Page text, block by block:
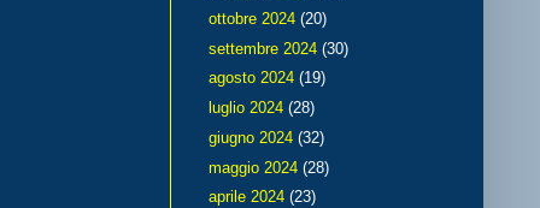
ottobre 2024 (20)
settembre 2024 (30)
agosto 2024 (19)
luglio 2024 (28)
giugno 2024 (32)
maggio 2024 (28)
aprile 2024 (23)